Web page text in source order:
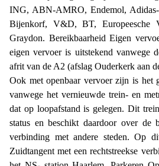
ING, ABN-AMRO, Endemol,
Bijenkorf, V&D, BT, Europeesche
Graydon. Bereikbaarheid Eigen
eigen vervoer is uitstekend vanwege
afrit van de A2 (afslag Ouderkerk aan
Ook met openbaar vervoer zijn is het
vanwege het vernieuwde trein- en
dat op loopafstand is gelegen. Dit
status en beschikt daardoor over de
verbinding met andere steden. Op
Zuidtangent met een rechtstreekse